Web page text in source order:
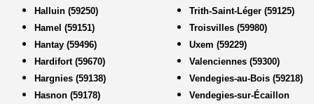
Halluin (59250)
Hamel (59151)
Hantay (59496)
Hardifort (59670)
Hargnies (59138)
Hasnon (59178)
Trith-Saint-Léger (59125)
Troisvilles (59980)
Uxem (59229)
Valenciennes (59300)
Vendegies-au-Bois (59218)
Vendegies-sur-Écaillon